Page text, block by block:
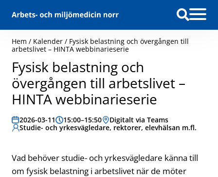
Hem / Kalender / Fysisk belastning och övergången till
arbetslivet – HINTA webbinarieserie
Fysisk belastning och
övergången till arbetslivet –
HINTA webbinarieserie
Datum:
2026-03-11Tid:15:00–15:50Plats:
Digitalt via Teams
Målgrupp:
Studie- och yrkesvägledare, rektorer, elevhälsan m.fl.
Vad behöver studie- och yrkesvägledare känna till
om fysisk belastning i arbetslivet när de möter